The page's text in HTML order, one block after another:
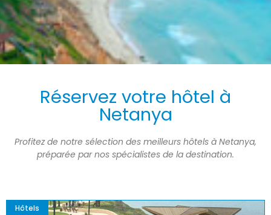
Réservez votre hôtel à
Netanya
Profitez de notre sélection des meilleurs hôtels à Netanya,
préparée par nos spécialistes de la destination.
Hôtels